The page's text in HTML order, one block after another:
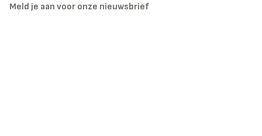
Meld je aan voor onze nieuwsbrief